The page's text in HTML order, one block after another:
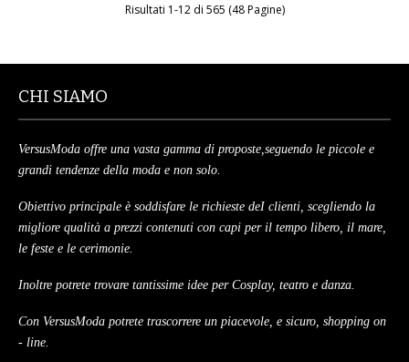
CONTATTACI
Risultati 1-12 di 565 (48 Pagine)
CHI SIAMO
VersusModa offre una vasta gamma di proposte,seguendo le piccole e
grandi tendenze della moda e non solo.
Obiettivo principale è soddisfare le richieste deI clienti, scegliendo la
migliore qualità a prezzi contenuti con capi per il tempo libero, il mare,
le feste e le cerimonie.
Inoltre potrete trovare tantissime idee per Cosplay, teatro e danza.
Con VersusModa potrete trascorrere un piacevole, e sicuro, shopping on
- line.